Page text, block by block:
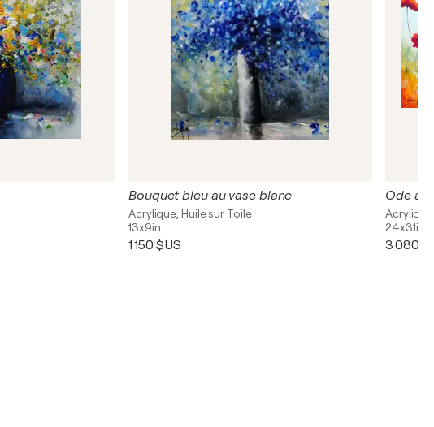
Bouquet bleu au vase blanc
Acrylique, Huile sur Toile
13x9in
1 150 $US
Ode
24x31in
3 080